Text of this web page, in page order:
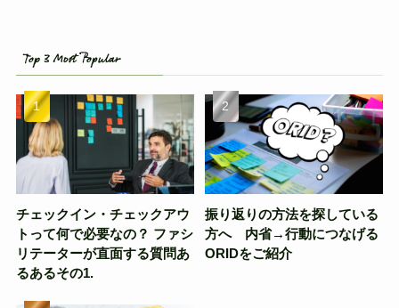
Top 3 Most Popular
チェックイン・チェックアウ
トって何で必要なの？ ファシ
リテーターが直面する質問あ
るあるその1.
振り返りの方法を探している
方へ 内省→行動につなげる
ORIDをご紹介